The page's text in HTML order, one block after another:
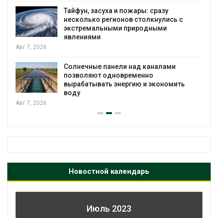
Тайфун, засуха и пожары: сразу
несколько регионов столкнулись с
экстремальными природными
явлениями
Авг 7, 2026
Солнечные панели над каналами
позволяют одновременно
вырабатывать энергию и экономить
воду
Авг 7, 2026
Новостной календарь
Июль 2023